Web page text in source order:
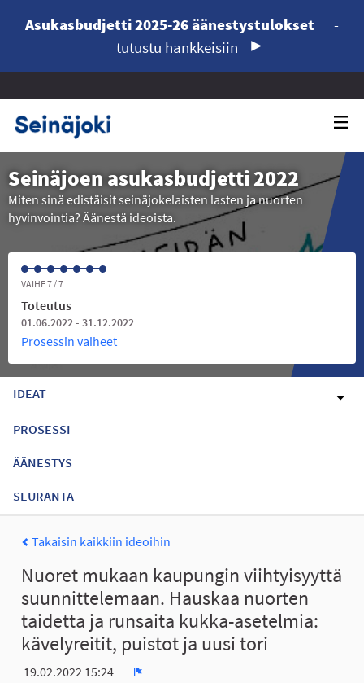
Asukasbudjetti 2025-26 äänestystulokset
-
tutustu hankkeisiin
Seinäjoen asukasbudjetti 2022
Miten sinä edistäisit seinäjokelaisten lasten ja nuorten
hyvinvointia? Äänestä ideoista.
VAIHE 7 / 7
Toteutus
01.06.2022 - 31.12.2022
Prosessin vaiheet
IDEAT
PROSESSI
ÄÄNESTYS
SEURANTA
Takaisin kaikkiin ideoihin
Nuoret mukaan kaupungin viihtyisyyttä
suunnittelemaan. Hauskaa nuorten
taidetta ja runsaita kukka-asetelmia:
kävelyreitit, puistot ja uusi tori
19.02.2022 15:24